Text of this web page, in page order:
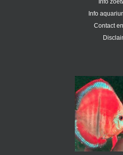
Info
Contact